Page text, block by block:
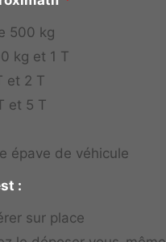
500 kg
kg et 1 T
et 2 T
et 5 T
épave de véhicule
:
sur place